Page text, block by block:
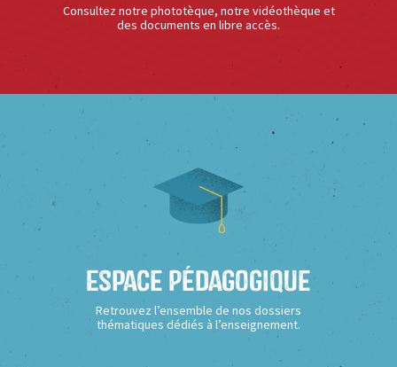
Consultez notre phototèque, notre vidéothèque et
des documents en libre accès.
Espace Pédagogique
Retrouvez l’ensemble de nos dossiers
thématiques dédiés à l’enseignement.